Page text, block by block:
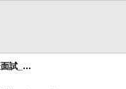
面試_…